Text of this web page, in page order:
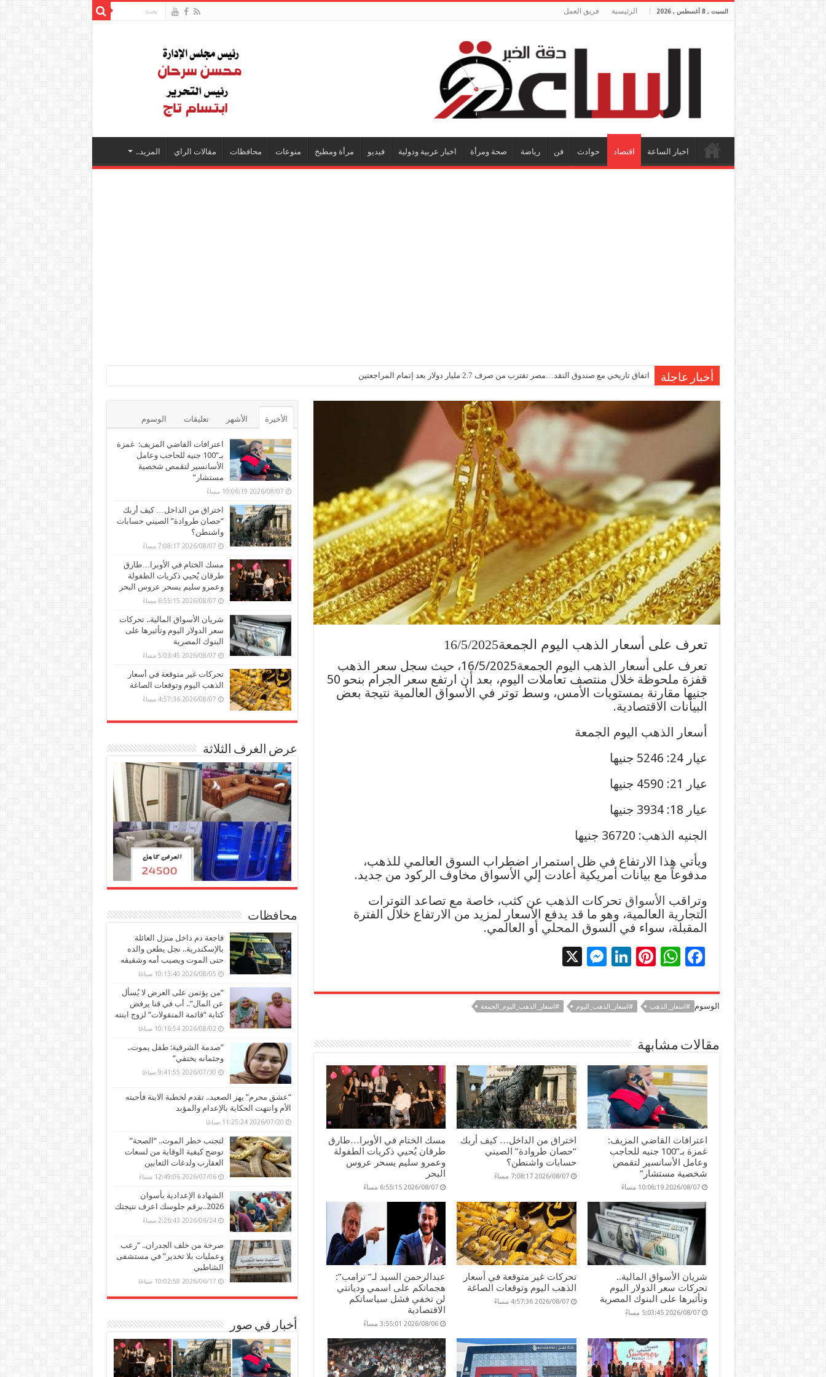
السبت , 8 أغسطس , 2026 الرئيسية فريق العمل
اخبار الساعة اقتصاد حوادث فن رياضة صحة ومرأة اخبار عربية ودولية فيديو مرأة ومطبخ منوعات محافظات مقالات الراي المزيد..
أخبار عاجلة اتفاق تاريخي مع صندوق النقد…مصر تقترب من صرف 2.7 مليار دولار بعد إتمام المراجعتين
تعرف على أسعار الذهب اليوم الجمعة16/5/2025
تعرف على أسعار الذهب اليوم الجمعة16/5/2025، حيث سجل سعر الذهب
قفزة ملحوظة خلال منتصف تعاملات اليوم، بعد أن ارتفع سعر الجرام بنحو 50
جنيها مقارنة بمستويات الأمس، وسط توتر في الأسواق العالمية نتيجة بعض
البيانات الاقتصادية.
أسعار الذهب اليوم الجمعة
عيار 24: 5246 جنيها
عيار 21: 4590 جنيها
عيار 18: 3934 جنيها
الجنيه الذهب: 36720 جنيها
ويأتي هذا الارتفاع في ظل استمرار اضطراب السوق العالمي للذهب،
مدفوعاً مع بيانات أمريكية أعادت إلي الأسواق مخاوف الركود من جديد.
وتراقب الأسواق تحركات الذهب عن كثب، خاصة مع تصاعد التوترات
التجارية العالمية، وهو ما قد يدفع الأسعار لمزيد من الارتفاع خلال الفترة
المقبلة، سواء في السوق المحلي أو العالمي.
F
e
b
o
k
W
at
sA
p
p
Pi
er
es
t
Li
k
e
dI
n
M
se
n
g
er
الوسوم #اسعار_الذهب #اسعار_الذهب_اليوم #اسعار_الذهب_اليوم_الجمعة
مقالات مشابهة
اعترافات القاضي المزيف:
غمزة بـ”100 جنيه للحاجب
وعامل الأسانسير لتقمص
شخصية مستشار”
2026/08/07 10:06:19 مساءً
اختراق من الداخل… كيف أربك
“حصان طروادة” الصيني
حسابات واشنطن؟
2026/08/07 7:08:17 مساءً
مسك الختام في الأوبرا…طارق
طرقان يُحيي ذكريات الطفولة
وعمرو سليم يسحر عروس
البحر
2026/08/07 6:55:15 مساءً
شريان الأسواق المالية..
تحركات سعر الدولار اليوم
وتأثيرها على البنوك المصرية
2026/08/07 5:03:45 مساءً
تحركات غير متوقعة في أسعار
الذهب اليوم وتوقعات الصاغة
2026/08/07 4:57:36 مساءً
عبدالرحمن السيد لـ” ترامب”:
هجماتكم على اسمي وديانتي
لن تخفي فشل سياساتكم
الاقتصادية
2026/08/06 3:55:01 مساءً
الأخيرة الأشهر تعليقات الوسوم
اعترافات القاضي المزيف: غمزة
بـ”100 جنيه للحاجب وعامل
الأسانسير لتقمص شخصية
مستشار”
2026/08/07 10:06:19 مساءً
اختراق من الداخل… كيف أربك
“حصان طروادة” الصيني حسابات
واشنطن؟
2026/08/07 7:08:17 مساءً
مسك الختام في الأوبرا…طارق
طرقان يُحيي ذكريات الطفولة
وعمرو سليم يسحر عروس البحر
2026/08/07 6:55:15 مساءً
شريان الأسواق المالية.. تحركات
سعر الدولار اليوم وتأثيرها على
البنوك المصرية
2026/08/07 5:03:45 مساءً
تحركات غير متوقعة في أسعار
الذهب اليوم وتوقعات الصاغة
2026/08/07 4:57:36 مساءً
عرض الغرف الثلاثة
محافظات
فاجعة دم داخل منزل العائلة
بالإسكندرية.. نجل يطعن والده
حتى الموت ويصيب أمه وشقيقه
2026/08/05 10:13:40 صباحًا
“من يؤتمن على العرض لا يُسأل
عن المال”.. أب في قنا يرفض
كتابة “قائمة المنقولات” لزوج ابنته
2026/08/02 10:16:54 صباحًا
“صدمة الشرقية: طفل يموت..
وجثمانه يختفي”
2026/07/30 9:41:55 صباحًا
“عشق محرم” يهز الصعيد.. تقدم لخطبة الابنة فأحبته
الأم وانتهت الحكاية بالإعدام والمؤبد
2026/07/20 11:25:24 صباحًا
لتجنب خطر الموت.. “الصحة”
توضح كيفية الوقاية من لسعات
العقارب ولدغات الثعابين
2026/07/06 12:49:06 مساءً
الشهادة الإعدادية بأسوان
2026..برقم جلوسك اعرف نتيجتك
2026/06/24 2:26:43 مساءً
صرخة من خلف الجدران.. “رعب
وعمليات بلا تخدير” في مستشفى
الشاطبي
2026/06/17 10:02:58 صباحًا
أخبار في صور